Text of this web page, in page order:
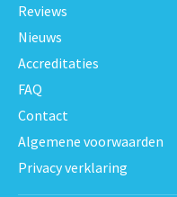
Reviews
Nieuws
Accreditaties
FAQ
Contact
Algemene voorwaarden
Privacy verklaring